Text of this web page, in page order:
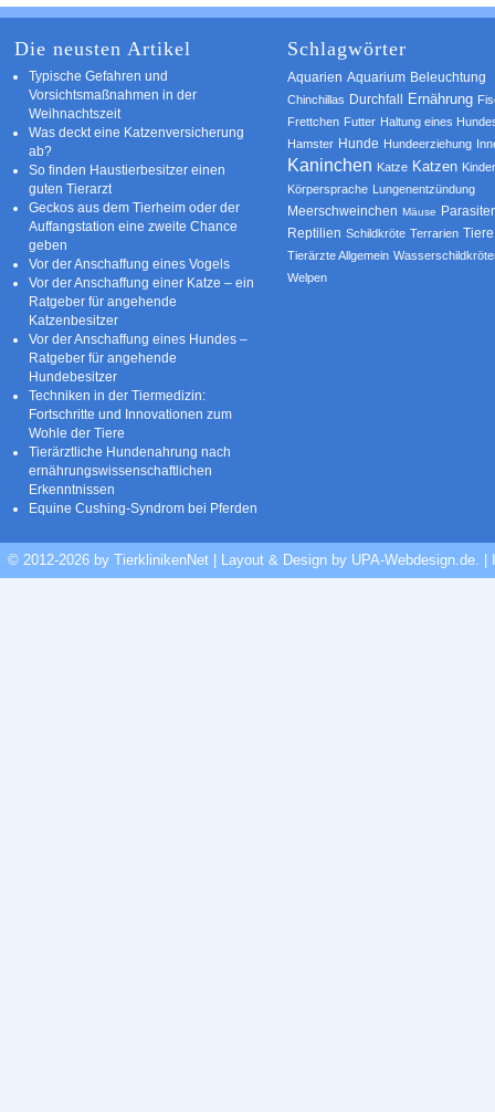
Die neusten Artikel
Typische Gefahren und
Vorsichtsmaßnahmen in der
Weihnachtszeit
Was deckt eine Katzenversicherung
ab?
So finden Haustierbesitzer einen
guten Tierarzt
Geckos aus dem Tierheim oder der
Auffangstation eine zweite Chance
geben
Vor der Anschaffung eines Vogels
Vor der Anschaffung einer Katze – ein
Ratgeber für angehende
Katzenbesitzer
Vor der Anschaffung eines Hundes –
Ratgeber für angehende
Hundebesitzer
Techniken in der Tiermedizin:
Fortschritte und Innovationen zum
Wohle der Tiere
Tierärztliche Hundenahrung nach
ernährungswissenschaftlichen
Erkenntnissen
Equine Cushing-Syndrom bei Pferden
Schlagwörter
Aquarien Aquarium Beleuchtung
Chinchillas Durchfall Ernährung
Frettchen Futter Haltung eines
Hamster Hunde Hundeerziehung
Kaninchen Katze Katzen
Körpersprache Lungenentzündung
Meerschweinchen Mäuse
Reptilien Schildkröte Terrarien Tiere
Tierärzte Allgemein
Welpen
© 2012-2026 by TierklinikenNet | Layout & Design by UPA-Webdesign.de.